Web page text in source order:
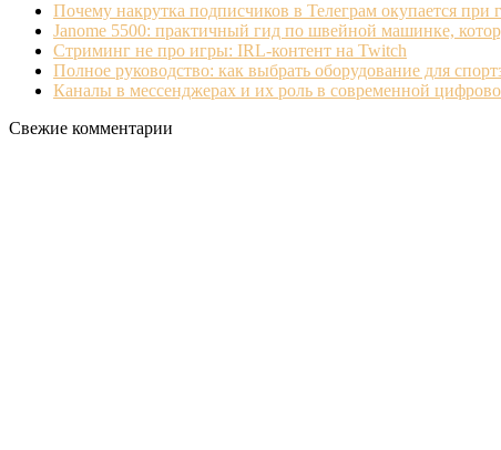
Почему накрутка подписчиков в Телеграм окупается при
Janome 5500: практичный гид по швейной машинке,
Стриминг не про игры: IRL‐контент на Twitch
Полное руководство: как выбрать оборудование для
Каналы в мессенджерах и их роль в современной
Свежие комментарии